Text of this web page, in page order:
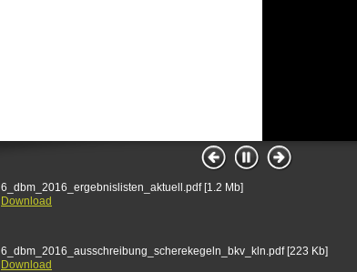
6_dbm_2016_ergebnislisten_aktuell.pdf [1.2 Mb]
Download
6_dbm_2016_ausschreibung_scherekegeln_bkv_kln.pdf [223 Kb]
Download